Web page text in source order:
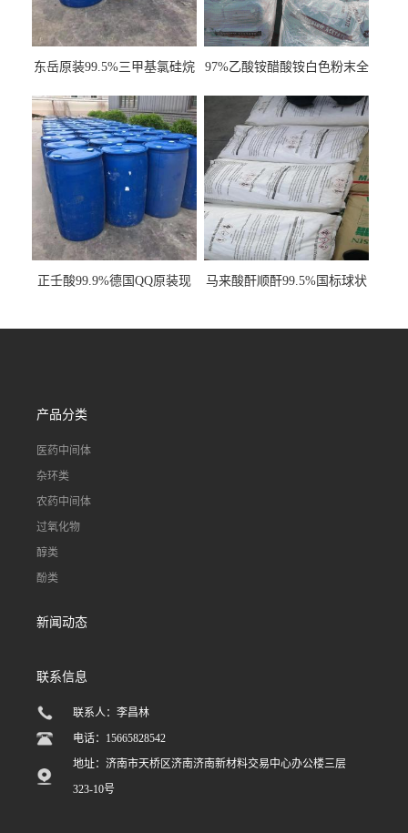
东岳原装99.5%三甲基氯硅烷
97%乙酸铵醋酸铵白色粉末全
正壬酸99.9%德国QQ原装现
马来酸酐顺酐99.5%国标球状
产品分类
医药中间体
杂环类
农药中间体
过氧化物
醇类
酚类
新闻动态
联系信息
联系人：李昌林
电话：15665828542
地址：济南市天桥区济南济南新材料交易中心办公楼三层
323-10号